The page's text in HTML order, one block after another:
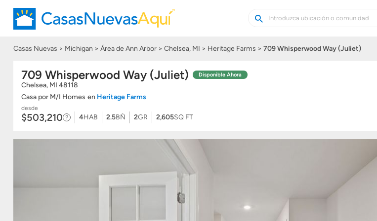
Buscar
casas
Buscar
Casas Nuevas Michigan Área de Ann Arbor Chelsea, MI Heritage Farms 709 Whisperwood Way (Juliet)
709 Whisperwood Way (Juliet) Disponible Ahora
Chelsea, MI 48118
Casa por M/I Homes en Heritage Farms
desde
$503,210 4HAB 2.5BÑ 2GR 2,605SQ FT